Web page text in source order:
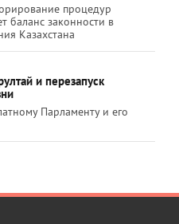
процедур
баланс законности в
Казахстана
и перезапуск
Парламенту и его